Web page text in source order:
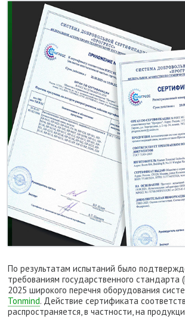
По результатам испытаний было
требованиям государственного стандарта
2025 широкого перечня оборудования
Tonmind. Действие сертификата
распространяется, в частности, на